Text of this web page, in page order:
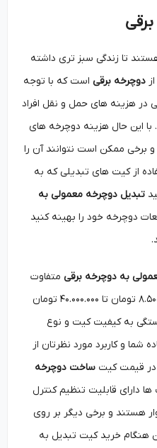
تا زندگی سبز تری داشته
برقی است که با توجه
‌های حمل و نقل افراد
حال هزینه دوچرخه ‌های
ممکن است نتوانند آن را
از کیت ‌های تبدیلی که به
دوچرخه معمولی به
خود را بهینه کنید
به دوچرخه برقی متفاوت
است. اما به طور معمول بین ۸.۵۰۰.۰۰۰ تومان تا ۴۰.۰۰۰.۰۰۰ تومان
به کیفیت کیت و نوع
و کاربرد مورد نظرتان از
قیمت کیتساخت دوچرخه
قابلیت تنظیم کنترل
و برخی دیگر بر روی
خرید کیت تبدیل به